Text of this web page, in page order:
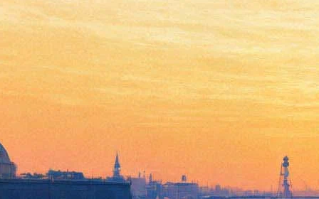
Cream Soda & Хлеб сняли
изолированный клип на
балконах новостроек,
посвятив его всем
отмененным вечеринкам. В
числе танцоров - "пухляш" в
голубом